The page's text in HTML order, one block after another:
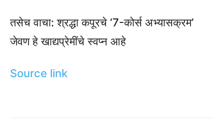
तसेच वाचा: श्रद्धा कपूरचे ‘7-कोर्स अभ्यासक्रम’
जेवण हे खाद्यप्रेमींचे स्वप्न आहे
Source link